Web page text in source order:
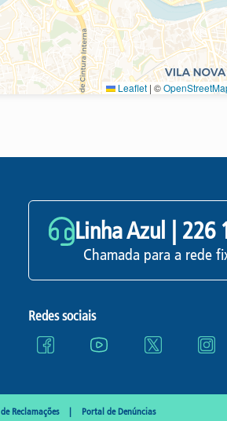
Leaflet | ©
Linha Azul | 226
Chamada para a rede
Redes sociais
Reclamações Portal de Denúncias